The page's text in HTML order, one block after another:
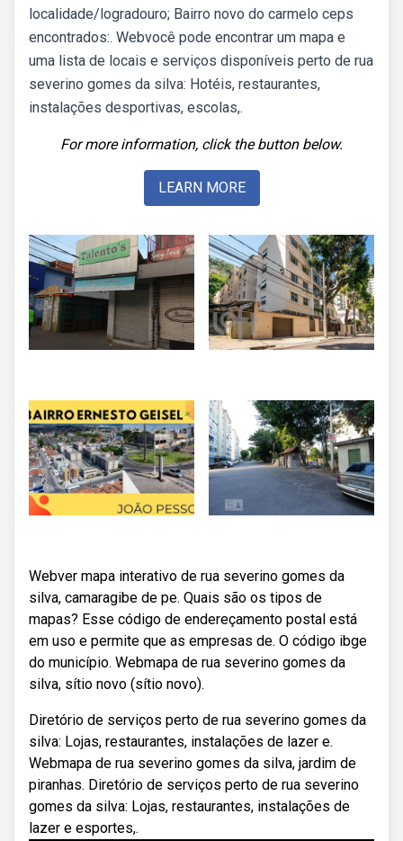
localidade/logradouro; Bairro novo do carmelo ceps
encontrados:. Webvocê pode encontrar um mapa e
uma lista de locais e serviços disponíveis perto de rua
severino gomes da silva: Hotéis, restaurantes,
instalações desportivas, escolas,.
For more information, click the button below.
LEARN MORE
Webver mapa interativo de rua severino gomes da
silva, camaragibe de pe. Quais são os tipos de
mapas? Esse código de endereçamento postal está
em uso e permite que as empresas de. O código ibge
do município. Webmapa de rua severino gomes da
silva, sítio novo (sítio novo).
Diretório de serviços perto de rua severino gomes da
silva: Lojas, restaurantes, instalações de lazer e.
Webmapa de rua severino gomes da silva, jardim de
piranhas. Diretório de serviços perto de rua severino
gomes da silva: Lojas, restaurantes, instalações de
lazer e esportes,.